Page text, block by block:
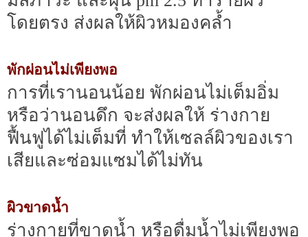
โดยตรง ส่งผลให้ผิวหมองคล้ำ
พักผ่อนไม่เพียงพอ
การที่เรานอนน้อย พักผ่อนไม่เต็มอิ่ม
หรือว่านอนดึก จะส่งผลให้ ร่างกาย
ฟื้นฟูได้ไม่เต็มที่ ทำให้เซลล์ผิวของเรา
เสียและซ่อมแซมได้ไม่ทัน
ผิวขาดน้ำ
ร่างกายที่ขาดน้ำ หรือดื่มน้ำไม่เพียงพอ